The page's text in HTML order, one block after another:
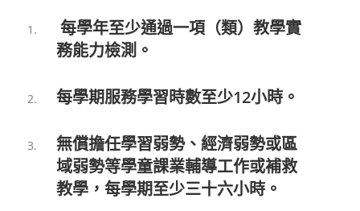
每學年至少通過一項（類）教學實
務能力檢測。
每學期服務學習時數至少12小時。
無償擔任學習弱勢、經濟弱勢或區
域弱勢等學童課業輔導工作或補救
教學，每學期至少三十六小時。